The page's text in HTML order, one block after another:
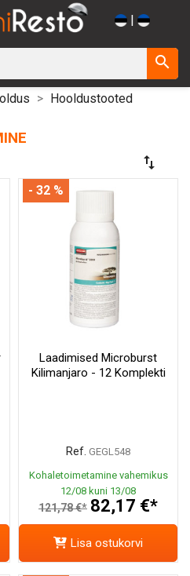
|
search
Hooldustooted
swap_vert
Laadimised Microburst
Kilimanjaro - 12 Komplekti
Ref. GEGL548
Kohaletoimetamine vahemikus
12/08 kuni 13/08
121,78 €* 82,17 €*
- 32 %
Lisa ostukorvi